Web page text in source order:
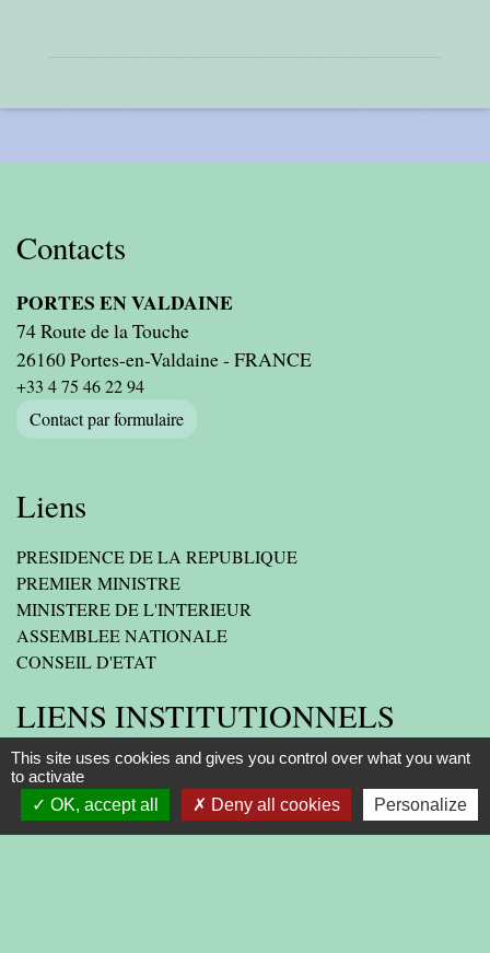
Contacts
PORTES EN VALDAINE
74 Route de la Touche
26160 Portes-en-Valdaine - FRANCE
+33 4 75 46 22 94
Contact par formulaire
Liens
PRESIDENCE DE LA REPUBLIQUE
PREMIER MINISTRE
MINISTERE DE L'INTERIEUR
ASSEMBLEE NATIONALE
CONSEIL D'ETAT
LIENS INSTITUTIONNELS
AGGLOMERATION
DEPARTEMENT DE LA DROME
This site uses cookies and gives you control over what you want
to activate
OK, accept all
Deny all cookies Personalize